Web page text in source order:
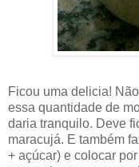
Ficou uma delicia!
essa quantidade de
daria tranquilo. Deve
maracujá. E também
+ açúcar) e colocar